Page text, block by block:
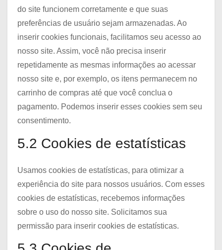
do site funcionem corretamente e que suas
preferências de usuário sejam armazenadas. Ao
inserir cookies funcionais, facilitamos seu acesso ao
nosso site. Assim, você não precisa inserir
repetidamente as mesmas informações ao acessar
nosso site e, por exemplo, os itens permanecem no
carrinho de compras até que você conclua o
pagamento. Podemos inserir esses cookies sem seu
consentimento.
5.2 Cookies de estatísticas
Usamos cookies de estatísticas, para otimizar a
experiência do site para nossos usuários. Com esses
cookies de estatísticas, recebemos informações
sobre o uso do nosso site. Solicitamos sua
permissão para inserir cookies de estatísticas.